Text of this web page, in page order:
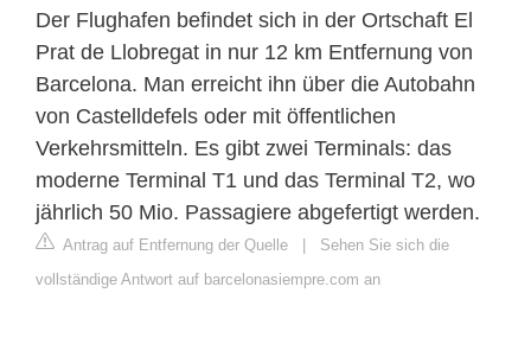
Der Flughafen befindet sich in der Ortschaft El
Prat de Llobregat in nur 12 km Entfernung von
Barcelona. Man erreicht ihn über die Autobahn
von Castelldefels oder mit öffentlichen
Verkehrsmitteln. Es gibt zwei Terminals: das
moderne Terminal T1 und das Terminal T2, wo
jährlich 50 Mio. Passagiere abgefertigt werden.
Antrag auf Entfernung der Quelle
Sehen Sie sich die
vollständige Antwort auf barcelonasiempre.com an